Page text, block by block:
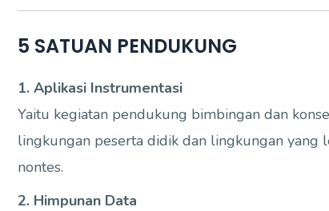
5 SATUAN PENDUKUNG
1. Aplikasi Instrumentasi
Yaitu kegiatan pendukung bimbingan dan
lingkungan peserta didik dan lingkungan
nontes.
2. Himpunan Data